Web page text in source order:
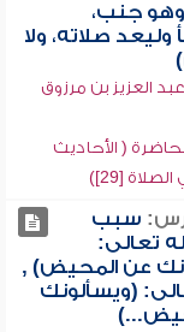
وهو جنب،
وليعد صلاته، ولا
عبد العزيز بن مرزوق
( الأحاديث
[29])
سبب
تعالى:
عن المحيض) ,
(ويسألونك